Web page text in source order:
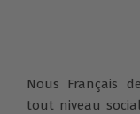
Nous Français
tout niveau